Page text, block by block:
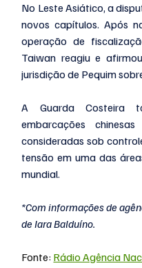
No Leste Asiático, a
novos capítulos. Após
operação de
Taiwan reagiu e
jurisdição de Pequim
A Guarda Costeira
embarcações
consideradas sob
tensão em uma das
mundial.
*Com informações de
de Iara Balduíno.
Fonte: Rádio Agência